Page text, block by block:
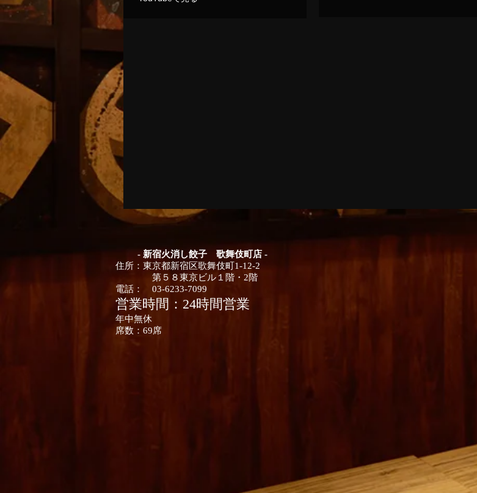
- 新宿火消し餃子 歌舞伎町店 -
住所： 東京都新宿区歌舞伎町1-12-2
第５８東京ビル１階・2階
電話： 03-6233-7099
営業時間：24時間営業
年中無休
席数： ​69席